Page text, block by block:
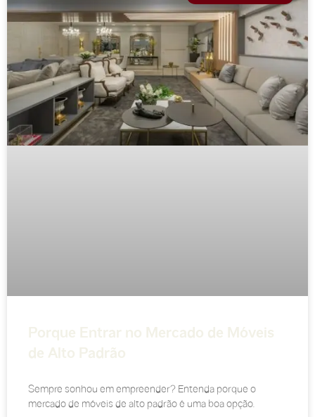
Porque Entrar no Mercado de Móveis
de Alto Padrão
Sempre sonhou em empreender? Entenda porque o
mercado de móveis de alto padrão é uma boa opção.